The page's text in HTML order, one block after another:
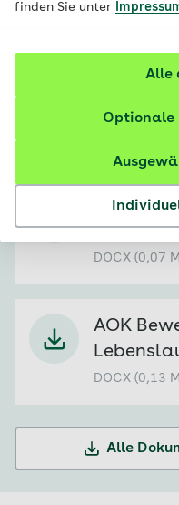
finden Sie unter
Optionale
Alle
Download von
AOK
AOK
DOCX (0,07
AOK
DOCX (0,13
Alle